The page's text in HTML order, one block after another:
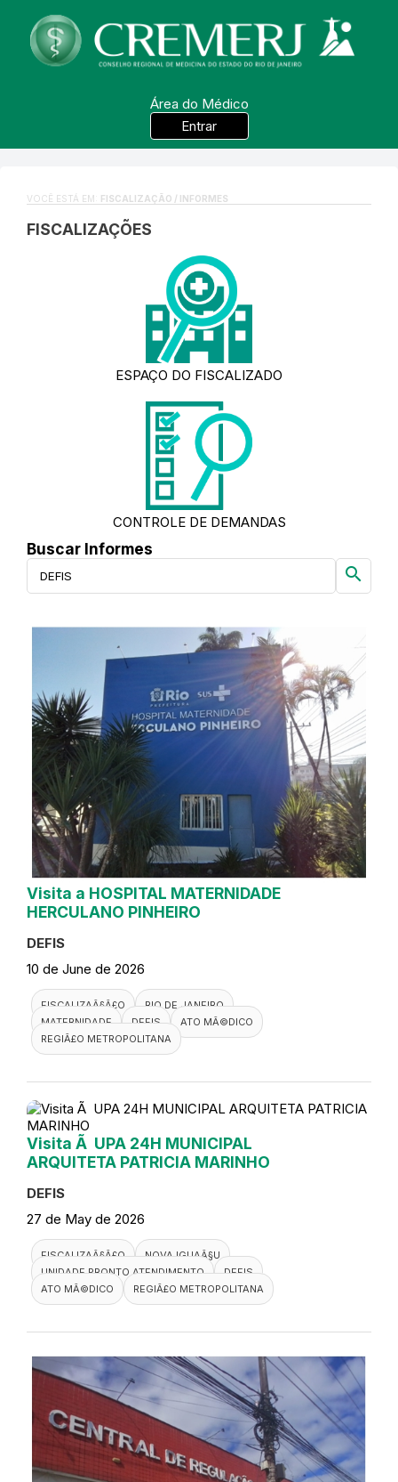
Área do Médico
Entrar
VOCÊ ESTÁ EM: FISCALIZAÇÃO / INFORMES
FISCALIZAÇÕES
ESPAÇO DO FISCALIZADO
CONTROLE DE DEMANDAS
Buscar Informes
search
Visita a HOSPITAL MATERNIDADE
HERCULANO PINHEIRO
DEFIS
10 de June de 2026
FISCALIZAÃ§Ã£O
RIO DE JANEIRO
MATERNIDADE
DEFIS
ATO MÃ©DICO
REGIÃ£O METROPOLITANA
Visita Ã UPA 24H MUNICIPAL
ARQUITETA PATRICIA MARINHO
DEFIS
27 de May de 2026
FISCALIZAÃ§Ã£O
NOVA IGUAÃ§U
UNIDADE PRONTO ATENDIMENTO
DEFIS
ATO MÃ©DICO
REGIÃ£O METROPOLITANA